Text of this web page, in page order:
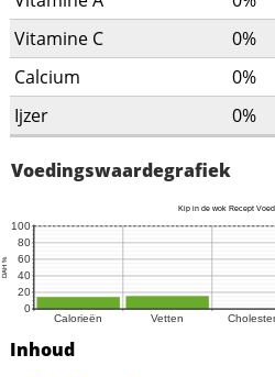
Vitamine C
0%
Calcium
0%
Ijzer
0%
Voedingswaardegrafiek
Inhoud